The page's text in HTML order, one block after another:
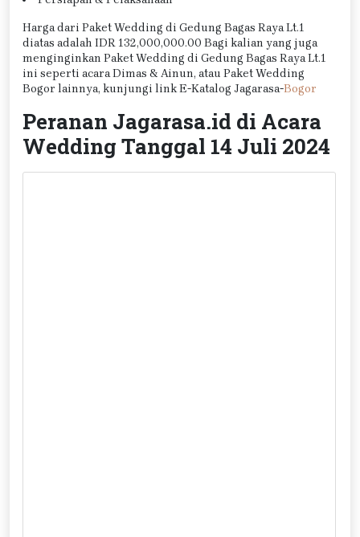
Harga dari Paket Wedding di Gedung Bagas Raya Lt.1
diatas adalah IDR 132,000,000.00 Bagi kalian yang juga
menginginkan Paket Wedding di Gedung Bagas Raya Lt.1
ini seperti acara Dimas & Ainun, atau Paket Wedding
Bogor lainnya, kunjungi link E-Katalog Jagarasa-Bogor
Peranan Jagarasa.id di Acara
Wedding Tanggal 14 Juli 2024